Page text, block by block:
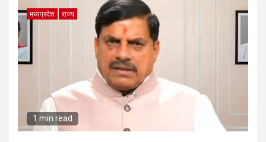
मध्यप्रदेश राज्य
1 min read